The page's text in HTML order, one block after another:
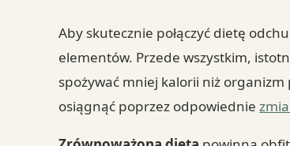
Aby skutecznie połączyć dietę
elementów. Przede wszystkim,
spożywać mniej kalorii niż
osiągnąć poprzez odpowiednie